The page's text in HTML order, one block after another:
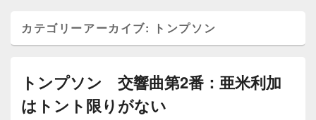
カテゴリーアーカイブ: トンプソン
トンプソン 交響曲第2番：亜米利加
はトント限りがない